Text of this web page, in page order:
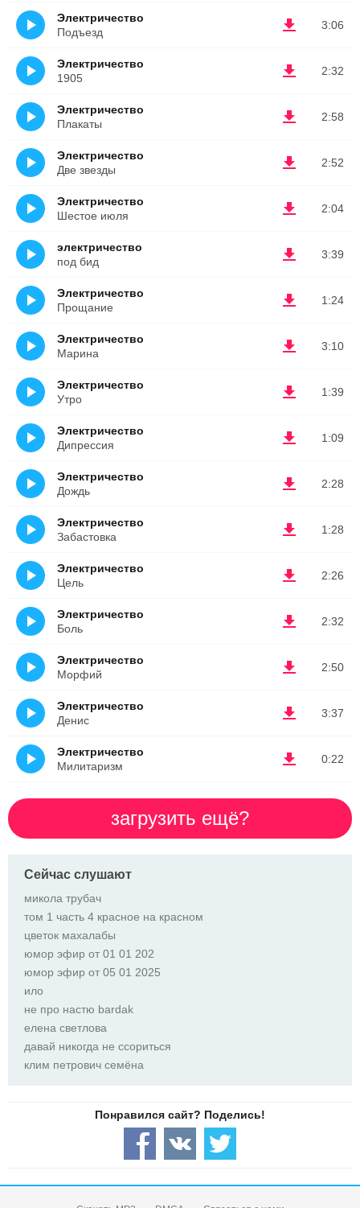
3:06
Электричество
Подъезд
2:32
Электричество
1905
2:58
Электричество
Плакаты
2:52
Электричество
Две звезды
2:04
Электричество
Шестое июля
3:39
электричество
под бид
1:24
Электричество
Прощание
3:10
Электричество
Марина
1:39
Электричество
Утро
1:09
Электричество
Дипрессия
2:28
Электричество
Дождь
1:28
Электричество
Забастовка
2:26
Электричество
Цель
2:32
Электричество
Боль
2:50
Электричество
Морфий
3:37
Электричество
Денис
0:22
Электричество
Милитаризм
загрузить ещё?
Сейчас слушают
микола трубач
том 1 часть 4 красное на красном
цветок махалабы
юмор эфир от 01 01 202
юмор эфир от 05 01 2025
ило
не про настю bardak
елена светлова
давай никогда не ссориться
клим петрович семёна